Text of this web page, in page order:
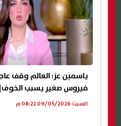
ياسمين عز: العالم وقف
فيروس صغير يسبب
السبت 09/05/2026 08:22 م